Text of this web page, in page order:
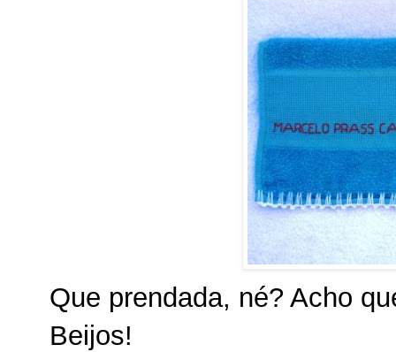
Que prendada, né? Acho
Beijos!